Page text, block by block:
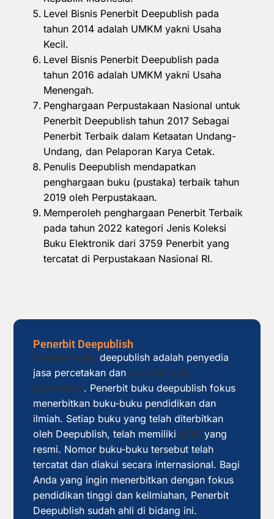
Level Bisnis Penerbit Deepublish pada
tahun 2014 adalah UMKM yakni Usaha
Kecil.
Level Bisnis Penerbit Deepublish pada
tahun 2016 adalah UMKM yakni Usaha
Menengah.
Penghargaan Perpustakaan Nasional untuk
Penerbit Deepublish tahun 2017 Sebagai
Penerbit Terbaik dalam Ketaatan Undang-
Undang, dan Pelaporan Karya Cetak.
Penulis Deepublish mendapatkan
penghargaan buku (pustaka) terbaik tahun
2019 oleh Perpustakaan.
Memperoleh penghargaan Penerbit Terbaik
pada tahun 2022 kategori Jenis Koleksi
Buku Elektronik dari 3759 Penerbit yang
tercatat di Perpustakaan Nasional RI.
Penerbit Deepublish
Penerbit buku deepublish adalah penyedia
jasa percetakan dan penerbit buku
pendidikan. Penerbit buku deepublish fokus
menerbitkan buku-buku pendidikan dan
ilmiah. Setiap buku yang telah diterbitkan
oleh Deepublish, telah memiliki ISBN yang
resmi. Nomor buku-buku tersebut telah
tercatat dan diakui secara internasional. Bagi
Anda yang ingin menerbitkan dengan fokus
pendidikan tinggi dan keilmiahan, Penerbit
Deepublish sudah ahli di bidang ini.